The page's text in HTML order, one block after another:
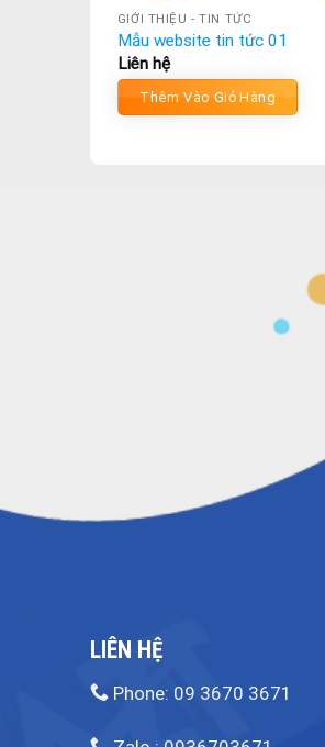
GIỚI THIỆU - TIN TỨC
Mẫu website tin tức 01
Liên hệ
Thêm Vào Giỏ Hàng
LIÊN HỆ
Phone: 09 3670 3671